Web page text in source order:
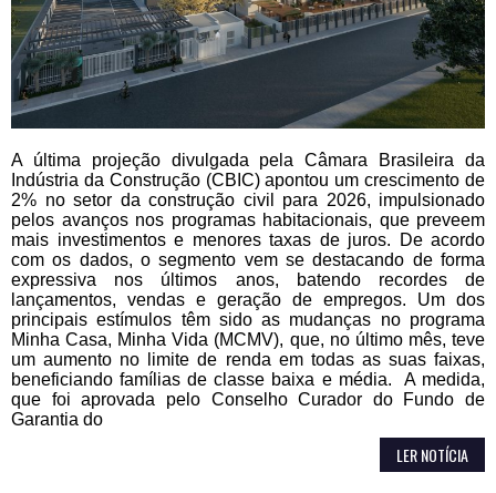
A última projeção divulgada pela Câmara Brasileira da
Indústria da Construção (CBIC) apontou um crescimento de
2% no setor da construção civil para 2026, impulsionado
pelos avanços nos programas habitacionais, que preveem
mais investimentos e menores taxas de juros. De acordo
com os dados, o segmento vem se destacando de forma
expressiva nos últimos anos, batendo recordes de
lançamentos, vendas e geração de empregos. Um dos
principais estímulos têm sido as mudanças no programa
Minha Casa, Minha Vida (MCMV), que, no último mês, teve
um aumento no limite de renda em todas as suas faixas,
beneficiando famílias de classe baixa e média. A medida,
que foi aprovada pelo Conselho Curador do Fundo de
Garantia do
LER NOTÍCIA